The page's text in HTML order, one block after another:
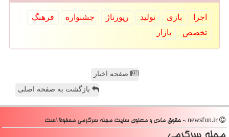
اجرا بازی تولید رپورتاژ جشنواره
فرهنگ
تخصص
بازار
صفحه اخبار
بازگشت به صفحه اصلی